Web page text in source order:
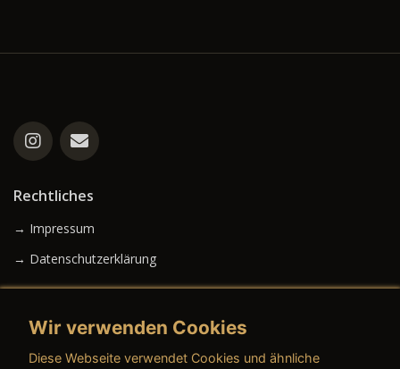
Rechtliches
→ Impressum
→ Datenschutzerklärung
Wir verwenden Cookies
Diese Webseite verwendet Cookies und ähnliche